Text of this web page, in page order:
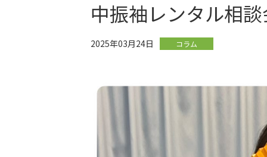
中振袖レンタル相
2025年03月24日 コラム